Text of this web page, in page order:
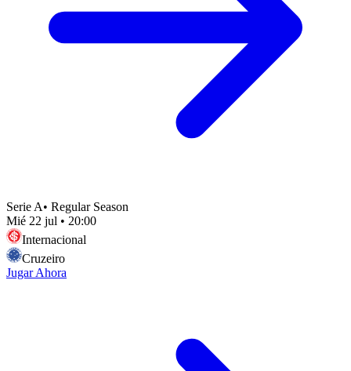
Serie A• Regular Season
Mié 22 jul • 20:00
Internacional
Cruzeiro
Jugar Ahora